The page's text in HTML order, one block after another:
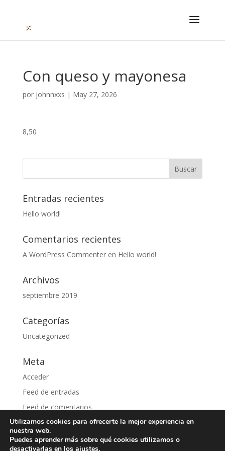
Con queso y mayonesa
por johnnxxs | May 27, 2026
8,50
Entradas recientes
Hello world!
Comentarios recientes
A WordPress Commenteren Hello world!
Archivos
septiembre 2019
Categorías
Uncategorized
Meta
Acceder
Feed de entradas
Feed de comentarios
WordPress.org
Utilizamos cookies para ofrecerte la mejor experiencia en
nuestra web.
Puedes aprender más sobre qué cookies utilizamos o
desactivarlas en los ajustes.